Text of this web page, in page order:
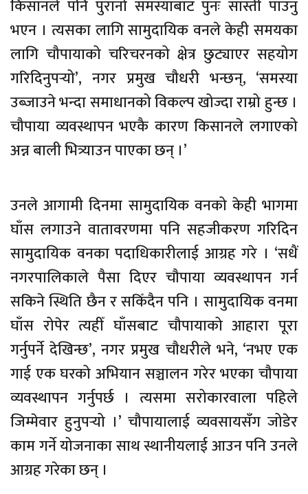
किसानले पनि पुरानो समस्याबाट पुनः सास्ती पाउनु
भएन । त्यसका लागि सामुदायिक वनले केही समयका
लागि चौपायाको चरिचरनको क्षेत्र छुट्याएर सहयोग
गरिदिनुपर्‍यो’, नगर प्रमुख चौधरी भन्छन्, ‘समस्या
उब्जाउने भन्दा समाधानको विकल्प खोज्दा राम्रो हुन्छ ।
चौपाया व्यवस्थापन भएकै कारण किसानले लगाएको
अन्न बाली भित्र्याउन पाएका छन् ।’
उनले आगामी दिनमा सामुदायिक वनको केही भागमा
घाँस लगाउने वातावरणमा पनि सहजीकरण गरिदिन
सामुदायिक वनका पदाधिकारीलाई आग्रह गरे । ‘सधैं
नगरपालिकाले पैसा दिएर चौपाया व्यवस्थापन गर्न
सकिने स्थिति छैन र सकिँदैन पनि । सामुदायिक वनमा
घाँस रोपेर त्यहीँ घाँसबाट चौपायाको आहारा पूरा
गर्नुपर्ने देखिन्छ’, नगर प्रमुख चौधरीले भने, ‘नभए एक
गाई एक घरको अभियान सञ्चालन गरेर भएका चौपाया
व्यवस्थापन गर्नुपर्छ । त्यसमा सरोकारवाला पहिले
जिम्मेवार हुनुपर्‍यो ।’ चौपायालाई व्यवसायसँग जोडेर
काम गर्ने योजनाका साथ स्थानीयलाई आउन पनि उनले
आग्रह गरेका छन् ।